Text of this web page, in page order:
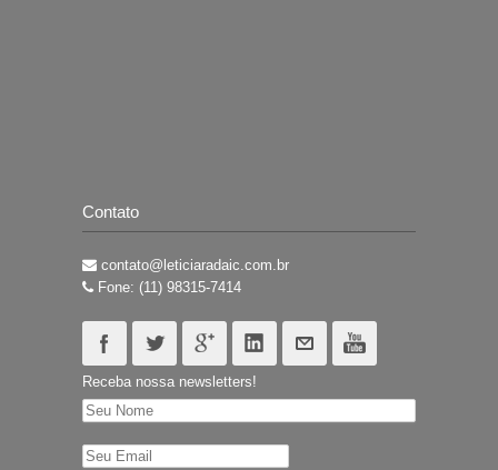
Contato
contato@leticiaradaic.com.br
Fone: (11) 98315-7414
Receba nossa newsletters!